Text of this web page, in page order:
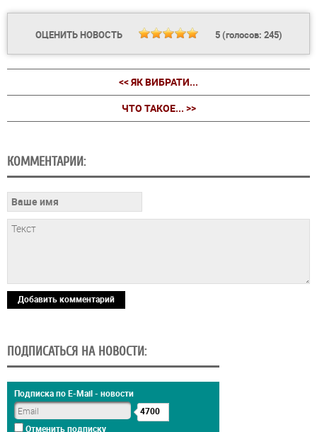
ОЦЕНИТЬ НОВОСТЬ 5(голосов: 245)
<< ЯК ВИБРАТИ...
ЧТО ТАКОЕ... >>
КОММЕНТАРИИ:
Добавить комментарий
ПОДПИСАТЬСЯ НА НОВОСТИ:
Подписка по E-Mail - новости
4700
Отменить подписку